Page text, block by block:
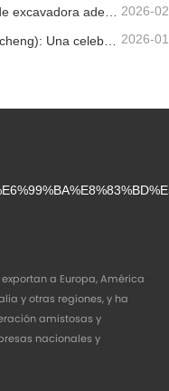
Cómo elegir el accesorio de excavadora adecuado para trabajos de excavación y nivelación 2026-
2026-
a Europa, América
y otras regiones, y ha
amistosas y
nacionales y